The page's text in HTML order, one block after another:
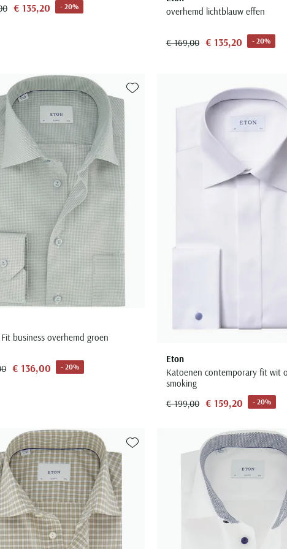
€ 135,20 - 20%
overhemd lichtblauw effen
€ 169,00 € 135,20 - 20%
Fit business overhemd groen
€ 136,00 - 20%
Toevoegen aan favorieten
Eton
Katoenen contemporary fit wit
smoking
€ 199,00 € 159,20 - 20%
Toevoegen aan favorieten